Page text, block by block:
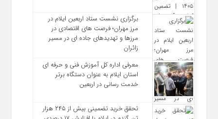
برگزاری نشست ستاد اربعین ایلام در
مرز مهران؛ فرصت‌ های اقتصادی در
مرزها و تهدیدهای جاده‌ ای در مسیر
زائران
معرفی اداره کل آموزش فنی و حرفه‌ ای
استان ایلام به‌ عنوان دستگاه برتر
خدمت‌ رسانی در اربعین
تحقق خرید تضمینی بیش از ۲۴۵ هزار